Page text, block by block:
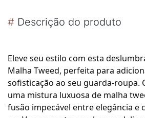
# Descrição do produto
Eleve seu estilo com esta
Malha Tweed, perfeita para
sofisticação ao seu guarda-roupa.
uma mistura luxuosa de malha
fusão impecável entre elegância e